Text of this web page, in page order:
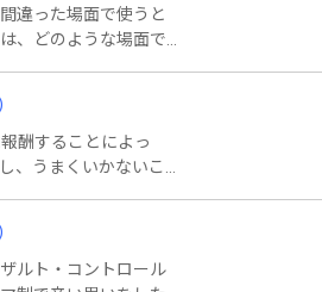
違った場面で使うと
、どのような場面で
酬することによっ
、うまくいかないこ
ルト・コントロール